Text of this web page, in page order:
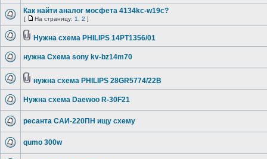
Как найти аналог мосфета 4134kc-w19c?
[ На страницу: 1 2 ]
Нужна схема PHILIPS 14PT1356/01
нужна Схема sony kv-bz14m70
нужна схема PHILIPS 28GR5774/22B
Нужна схема Daewoo R-30F21
ресанта САИ-220ПН ищу схему
qumo 300w